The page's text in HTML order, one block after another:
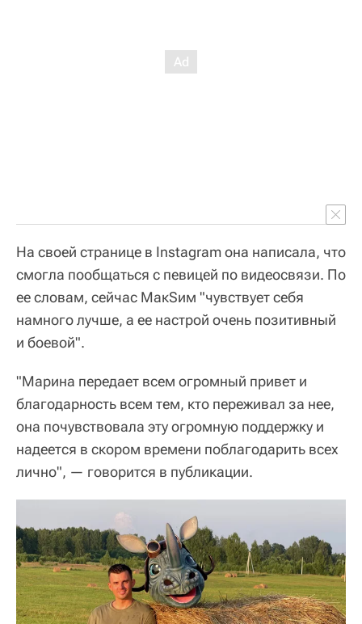
На своей странице в Instagram она написала, что
смогла пообщаться с певицей по видеосвязи. По
ее словам, сейчас МакSим "чувствует себя
намного лучше, а ее настрой очень позитивный
и боевой".
"Марина передает всем огромный привет и
благодарность всем тем, кто переживал за нее,
она почувствовала эту огромную поддержку и
надеется в скором времени поблагодарить всех
лично", — говорится в публикации.